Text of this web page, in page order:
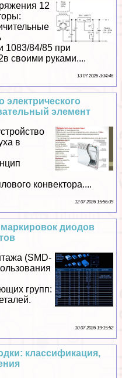
12
1083/84/85 при
своими руками....
13 07 2026 3:34:46
элемент
в
конвектора....
12 07 2026 15:56:35
диодов
(SMD-
групп:
10 07 2026 19:15:52
классификация,